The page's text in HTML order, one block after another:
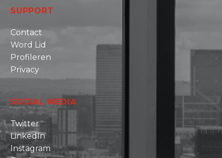
SUPPORT
Contact
Word Lid
Profileren
Privacy
SOCIAL MEDIA
Twitter
LinkedIn
Instagram